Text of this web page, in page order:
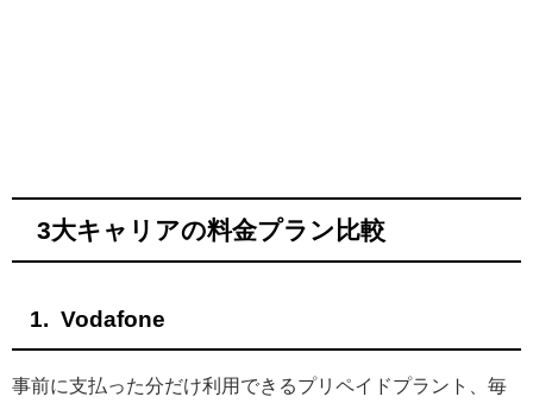
3大キャリアの料金プラン比較
Vodafone
事前に支払った分だけ利用できるプリペイドプラント、毎